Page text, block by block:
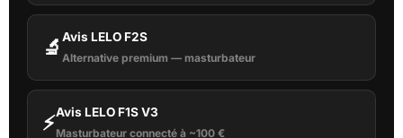
🔬 Avis LELO F2S
Alternative premium — masturbateur
⚡Avis LELO F1S V3
Masturbateur connecté à ~100 €